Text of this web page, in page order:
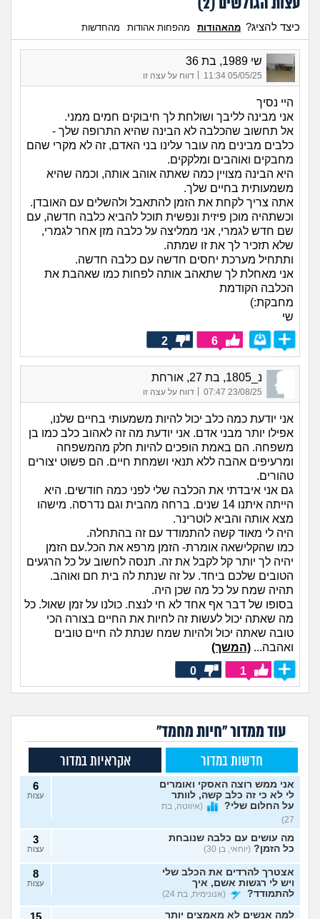
עצות הגולשים (2
)
כיצד להציג? מהאהודות מהפחות אהודות מהחדשות
שי 1989, בת 36
05/05/25 11:34 דווח על עצה זו
היי נסיך
אני מבינה לליבך ושולחת לך חיבוקים חמים ממני.
אל תחשוב שהכלבה לא הבינה שהיא התרופה שלך -
כלבים מבינים מה עובר עלינו בני האדם, זה לא מקרי שהם
מחבקים ואוהבים ומלקקים.
היא הבינה מצויין כמה שאתה אוהב אותה, וכמה שהיא
משמעותית בחיים שלך.
אתה צריך לקחת את הזמן להתאבל ולהשלים עם האובדן.
וכשתהיה מוכן פיזית ונפשית תוכל להביא כלבה חדשה, עם
שם חדש לגמרי, אני ממליצה על כלבה מזן אחר לגמרי,
שלא תזכיר לך את זו שמתה.
ותתחיל מערכת יחסים חדשה עם כלבה חדשה.
אני מאחלת לך שתאהב אותה לפחות כמו שאהבת את
הכלבה הקודמת
מחבקת:)
שי
6
2
נ_1805, בת 27, אורחת
23/08/25 07:47
| דווח על עצה זו
אני יודעת כמה כלב יכול להיות משמעותי בחיים שלנו,
אפילו יותר מבני אדם. אני יודעת מה זה לאהוב כלב כמו בן
משפחה. הם באמת הופכים להיות חלק מהמשפחה
ומרעיפים אהבה ללא תנאי ושמחת חיים. הם פשוט יצורים
טהורים.
גם אני איבדתי את הכלבה שלי לפני כמה חודשים. היא
הייתה איתנו 14 שנים. ברחה מהבית וגם נדרסה. מישהו
מצא אותה והביא לוטרינר.
היה לי מאוד קשה להתמודד עם זה בהתחלה.
כמו שהקלישאה אומרת- הזמן מרפא את הכל.עם הזמן
יהיה לך יותר קל לקבל את זה. תנסה לחשוב על כל הרגעים
הטובים שלכם ביחד. על זה שנתת לה בית חם ואוהב.
תהיה שמח על כל מה שכן היה.
בסופו של דבר אף אחד לא חי לנצח. כולנו על זמן שאול. כל
מה שאתה יכול לעשות זה לחיות את החיים בצורה הכי
טובה שאתה יכול ולהיות שמח שנתת לה חיים טובים
ואהבה... (המשך)
1
0
עוד ממדור "חיות מחמד"
חדשות במדור אקראיות במדור
אני ממש רוצה האסקי ואומרים
לי לא כי זה כלב קשה, לוותר
על החלום שלי?
(איווטה, בת
27)
6
עצות
מה עושים עם כלבה שנובחת
כל הזמן? (יוחאי, בן 30)
3
עצות
אצטרך להרדים את הכלב שלי
ויש לי רגשות אשם, איך
להתמודד?
(אנונימית, בת 24)
8
עצות
למה אנשים לא מאמצים יותר 15